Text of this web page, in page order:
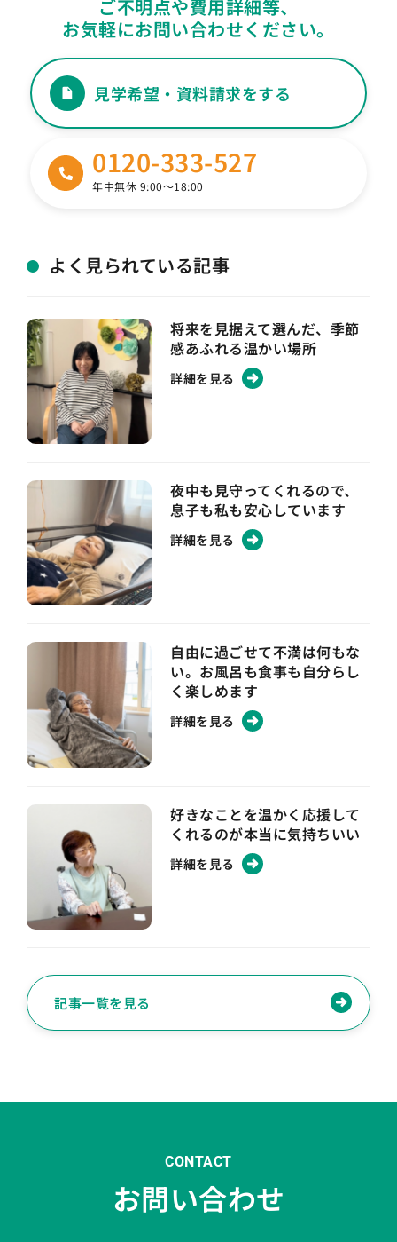
ご不明点や費用詳細等、
お気軽にお問い合わせください。
見学希望・資料請求をする
0120-333-527
年中無休 9:00〜18:00
よく見られている記事
将来を見据えて選んだ、季節
感あふれる温かい場所
詳細を見る
夜中も見守ってくれるので、
息子も私も安心しています
詳細を見る
自由に過ごせて不満は何もな
い。お風呂も食事も自分らし
く楽しめます
詳細を見る
好きなことを温かく応援して
くれるのが本当に気持ちいい
詳細を見る
記事一覧を見る
CONTACT
お問い合わせ